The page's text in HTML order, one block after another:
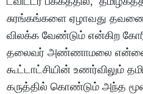
சுரங்கங்களை ஏழாவது
விலக்க வேண்டும் என்கிற
தலைவர் அண்ணாமலை என்னை
கூட்டாட்சியின் உணர்விலும்
கருத்தில் கொண்டும் அந்த